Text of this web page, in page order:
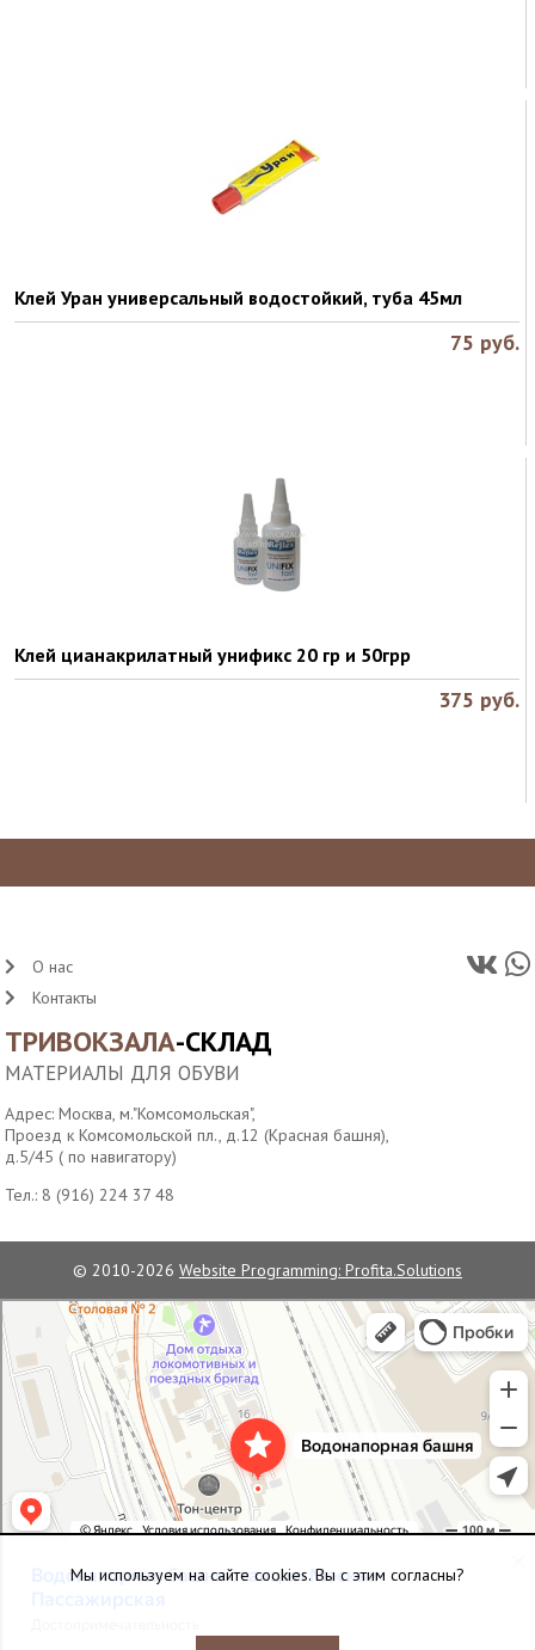
Клей Уран универсальный водостойкий, туба 45мл
75 руб.
Клей цианакрилатный унификс 20 гр и 50грр
375 руб.
ТРИВОКЗАЛА-СКЛАД
МАТЕРИАЛЫ ДЛЯ ОБУВИ
Адрес: Москва, м."Комсомольская",
Проезд к Комсомольской пл., д.12 (Красная башня),
д.5/45 ( по навигатору)
Тел.: 8 (916) 224 37 48
О нас
Контакты
© 2010-2026 Website Programming: Profita.Solutions
Водонапорная башня станции Москва-Пассажирская
Достопримечательность в Москве
Мы используем на сайте cookies. Вы с этим согласны?